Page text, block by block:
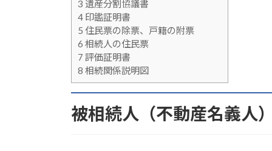
3 遺産分割協議書
4 印鑑証明書
5 住民票の除票、戸籍の附票
6 相続人の住民票
7 評価証明書
8 相続関係説明図
被相続人（不動産名義人